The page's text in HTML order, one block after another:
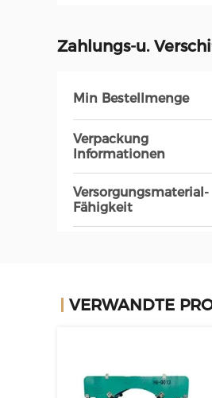
Zahlungs-u.
Min Bestellmenge
Verpackung
Informationen
Versorgungsmaterial-
Fähigkeit